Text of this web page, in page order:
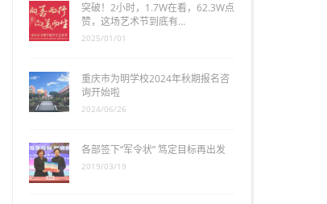
突破！2小时，1.7W在看，62.3W点
赞，这场艺术节到底有…
2025/01/01
重庆市为明学校2024年秋期报名咨
询开始啦
2024/06/26
各部签下“军令状” 笃定目标再出发
2019/03/19